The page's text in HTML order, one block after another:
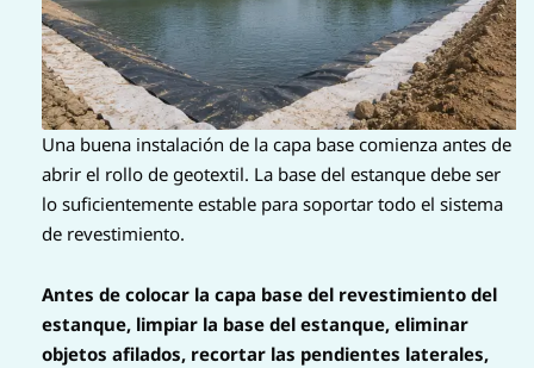
Una buena instalación de la capa base comienza antes de
abrir el rollo de geotextil. La base del estanque debe ser
lo suficientemente estable para soportar todo el sistema
de revestimiento.
Antes de colocar la capa base del revestimiento del
estanque, limpiar la base del estanque, eliminar
objetos afilados, recortar las pendientes laterales,